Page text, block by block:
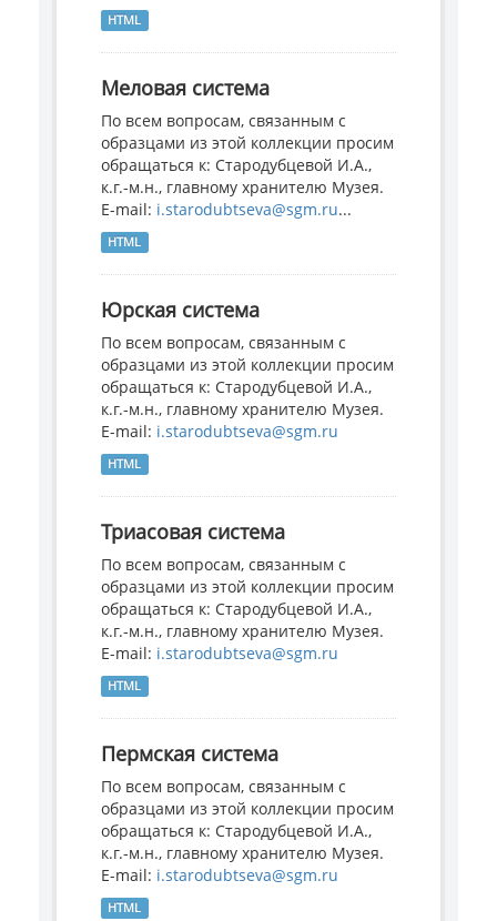
HTML
Меловая система
По всем вопросам, связанным с
образцами из этой коллекции просим
обращаться к: Стародубцевой И.А.,
к.г.-м.н., главному хранителю Музея.
E-mail: i.starodubtseva@sgm.ru...
HTML
Юрская система
По всем вопросам, связанным с
образцами из этой коллекции просим
обращаться к: Стародубцевой И.А.,
к.г.-м.н., главному хранителю Музея.
E-mail: i.starodubtseva@sgm.ru
HTML
Триасовая система
По всем вопросам, связанным с
образцами из этой коллекции просим
обращаться к: Стародубцевой И.А.,
к.г.-м.н., главному хранителю Музея.
E-mail: i.starodubtseva@sgm.ru
HTML
Пермская система
По всем вопросам, связанным с
образцами из этой коллекции просим
обращаться к: Стародубцевой И.А.,
к.г.-м.н., главному хранителю Музея.
E-mail: i.starodubtseva@sgm.ru
HTML